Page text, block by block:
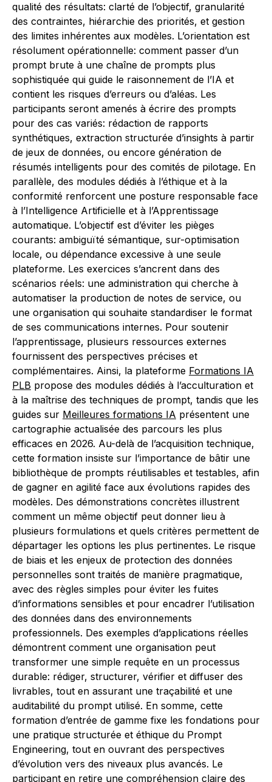
qualité des résultats: clarté de l’objectif, granularité
des contraintes, hiérarchie des priorités, et gestion
des limites inhérentes aux modèles. L’orientation est
résolument opérationnelle: comment passer d’un
prompt brute à une chaîne de prompts plus
sophistiquée qui guide le raisonnement de l’IA et
contient les risques d’erreurs ou d’aléas. Les
participants seront amenés à écrire des prompts
pour des cas variés: rédaction de rapports
synthétiques, extraction structurée d’insights à partir
de jeux de données, ou encore génération de
résumés intelligents pour des comités de pilotage. En
parallèle, des modules dédiés à l’éthique et à la
conformité renforcent une posture responsable face
à l’Intelligence Artificielle et à l’Apprentissage
automatique. L’objectif est d’éviter les pièges
courants: ambiguïté sémantique, sur-optimisation
locale, ou dépendance excessive à une seule
plateforme. Les exercices s’ancrent dans des
scénarios réels: une administration qui cherche à
automatiser la production de notes de service, ou
une organisation qui souhaite standardiser le format
de ses communications internes. Pour soutenir
l’apprentissage, plusieurs ressources externes
fournissent des perspectives précises et
complémentaires. Ainsi, la plateforme Formations IA
PLB propose des modules dédiés à l’acculturation et
à la maîtrise des techniques de prompt, tandis que les
guides sur Meilleures formations IA présentent une
cartographie actualisée des parcours les plus
efficaces en 2026. Au-delà de l’acquisition technique,
cette formation insiste sur l’importance de bâtir une
bibliothèque de prompts réutilisables et testables, afin
de gagner en agilité face aux évolutions rapides des
modèles. Des démonstrations concrètes illustrent
comment un même objectif peut donner lieu à
plusieurs formulations et quels critères permettent de
départager les options les plus pertinentes. Le risque
de biais et les enjeux de protection des données
personnelles sont traités de manière pragmatique,
avec des règles simples pour éviter les fuites
d’informations sensibles et pour encadrer l’utilisation
des données dans des environnements
professionnels. Des exemples d’applications réelles
démontrent comment une organisation peut
transformer une simple requête en un processus
durable: rédiger, structurer, vérifier et diffuser des
livrables, tout en assurant une traçabilité et une
auditabilité du prompt utilisé. En somme, cette
formation d’entrée de gamme fixe les fondations pour
une pratique structurée et éthique du Prompt
Engineering, tout en ouvrant des perspectives
d’évolution vers des niveaux plus avancés. Le
participant en retire une compréhension claire des